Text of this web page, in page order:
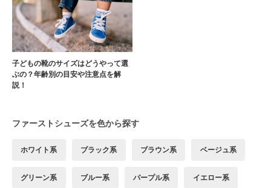
子どもの靴のサイズはどうやって選
ぶの？年齢別の目安や注意点を解
説！
ファーストシューズを色から探す
ホワイト系 ブラック系 ブラウン系 ベージュ系
グリーン系 ブルー系 パープル系 イエロー系